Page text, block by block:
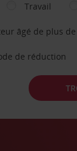
Travail
âgé de plus
de réduction